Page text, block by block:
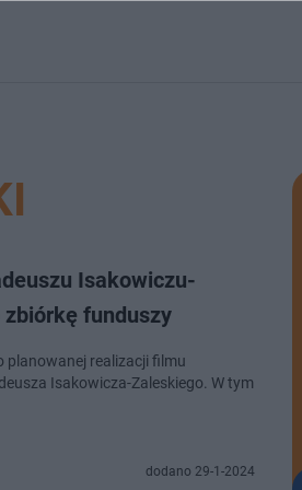
Isakowiczu-
zbiórkę funduszy
planowanej realizacji filmu
Isakowicza-Zaleskiego. W tym
dodano 29-1-2024